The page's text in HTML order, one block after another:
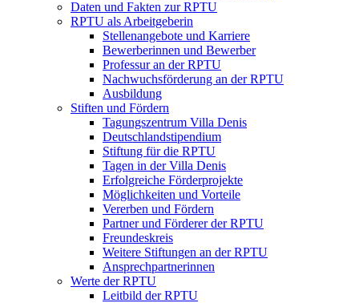
Daten und Fakten zur RPTU
RPTU als Arbeitgeberin
Stellenangebote und Karriere
Bewerberinnen und Bewerber
Professur an der RPTU
Nachwuchsförderung an der RPTU
Ausbildung
Stiften und Fördern
Tagungszentrum Villa Denis
Deutschlandstipendium
Stiftung für die RPTU
Tagen in der Villa Denis
Erfolgreiche Förderprojekte
Möglichkeiten und Vorteile
Vererben und Fördern
Partner und Förderer der RPTU
Freundeskreis
Weitere Stiftungen an der RPTU
Ansprechpartnerinnen
Werte der RPTU
Leitbild der RPTU